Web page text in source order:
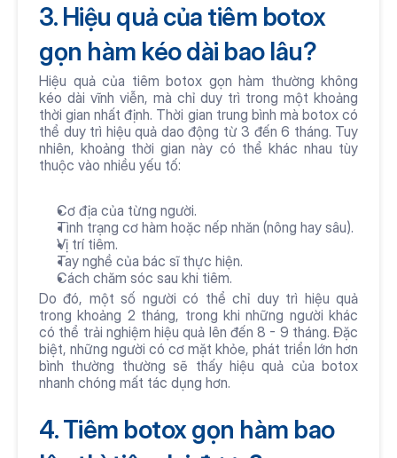
3. Hiệu quả của tiêm botox
gọn hàm kéo dài bao lâu?
Hiệu quả của tiêm botox gọn hàm thường không
kéo dài vĩnh viễn, mà chỉ duy trì trong một khoảng
thời gian nhất định. Thời gian trung bình mà botox có
thể duy trì hiệu quả dao động từ 3 đến 6 tháng. Tuy
nhiên, khoảng thời gian này có thể khác nhau tùy
thuộc vào nhiều yếu tố:
Cơ địa của từng người.
Tình trạng cơ hàm hoặc nếp nhăn (nông hay sâu).
Vị trí tiêm.
Tay nghề của bác sĩ thực hiện.
Cách chăm sóc sau khi tiêm.
Do đó, một số người có thể chỉ duy trì hiệu quả
trong khoảng 2 tháng, trong khi những người khác
có thể trải nghiệm hiệu quả lên đến 8 - 9 tháng. Đặc
biệt, những người có cơ mặt khỏe, phát triển lớn hơn
bình thường thường sẽ thấy hiệu quả của botox
nhanh chóng mất tác dụng hơn.
4. Tiêm botox gọn hàm bao